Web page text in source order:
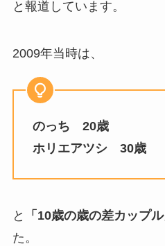
と報道しています。
2009年当時は、
のっち 20歳
ホリエアツシ 30歳
と 「10歳の歳の差カップル
た。